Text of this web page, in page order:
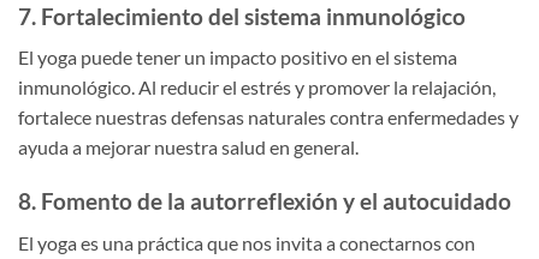
7. Fortalecimiento del sistema inmunológico
El yoga puede tener un impacto positivo en el sistema
inmunológico. Al reducir el estrés y promover la relajación,
fortalece nuestras defensas naturales contra enfermedades y
ayuda a mejorar nuestra salud en general.
8. Fomento de la autorreflexión y el autocuidado
El yoga es una práctica que nos invita a conectarnos con